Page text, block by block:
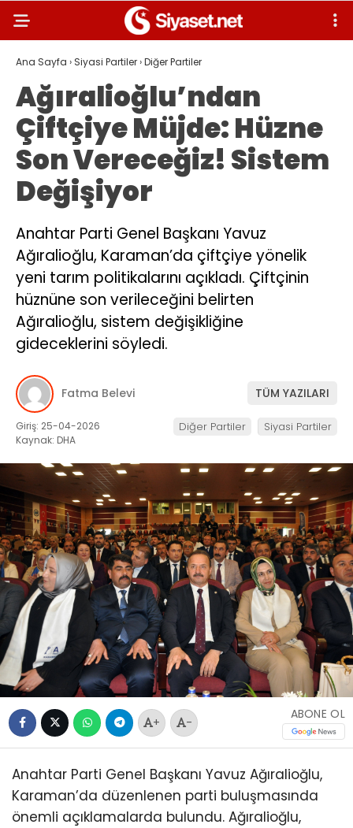
Ana Sayfa › Siyasi Partiler›Diğer Partiler
Ağıralioğlu’ndan
Çiftçiye Müjde: Hüzne
Son Vereceğiz! Sistem
Değişiyor
Anahtar Parti Genel Başkanı Yavuz
Ağıralioğlu, Karaman’da çiftçiye yönelik
yeni tarım politikalarını açıkladı. Çiftçinin
hüznüne son verileceğini belirten
Ağıralioğlu, sistem değişikliğine
gideceklerini söyledi.
Fatma Belevi TÜM YAZILARI
Giriş: 25-04-2026
Kaynak: DHA
Diğer Partiler Siyasi Partiler
+ -
ABONE OL
Anahtar Parti Genel Başkanı Yavuz Ağıralioğlu,
Karaman’da düzenlenen parti buluşmasında
önemli açıklamalarda bulundu. Ağıralioğlu,